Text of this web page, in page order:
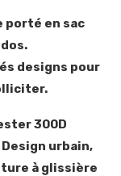
porté en sac
designs pour
300D
urbain,
à glissière